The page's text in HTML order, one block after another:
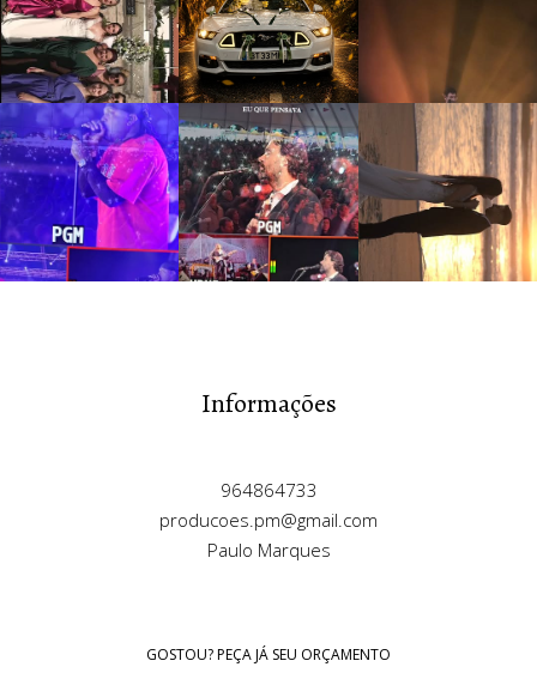
Informações
964864733
producoes.pm@gmail.com
Paulo Marques
GOSTOU? PEÇA JÁ SEU ORÇAMENTO